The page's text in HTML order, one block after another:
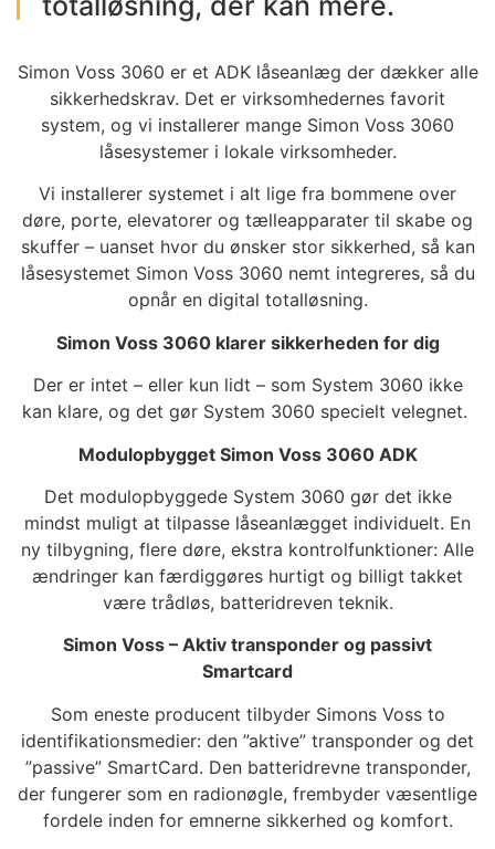
Simon Voss 3060 er et ADK låseanlæg der dækker alle
sikkerhedskrav. Det er virksomhedernes favorit
system, og vi installerer mange Simon Voss 3060
låsesystemer i lokale virksomheder.
Vi installerer systemet i alt lige fra bommene over
døre, porte, elevatorer og tælleapparater til skabe og
skuffer – uanset hvor du ønsker stor sikkerhed, så kan
låsesystemet Simon Voss 3060 nemt integreres, så du
opnår en digital totalløsning.
Simon Voss 3060 klarer sikkerheden for dig
Der er intet – eller kun lidt – som System 3060 ikke
kan klare, og det gør System 3060 specielt velegnet.
Modulopbygget Simon Voss 3060 ADK
Det modulopbyggede System 3060 gør det ikke
mindst muligt at tilpasse låseanlægget individuelt. En
ny tilbygning, flere døre, ekstra kontrolfunktioner: Alle
ændringer kan færdiggøres hurtigt og billigt takket
være trådløs, batteridreven teknik.
Simon Voss – Aktiv transponder og passivt
Smartcard
Som eneste producent tilbyder Simons Voss to
identifikationsmedier: den ”aktive” transponder og det
”passive” SmartCard. Den batteridrevne transponder,
der fungerer som en radionøgle, frembyder væsentlige
fordele inden for emnerne sikkerhed og komfort.